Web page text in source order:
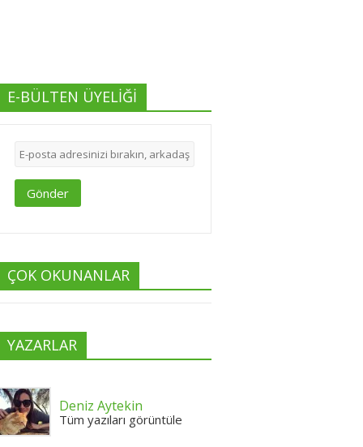
E-BÜLTEN ÜYELİĞİ
Gönder
ÇOK OKUNANLAR
YAZARLAR
Deniz Aytekin
Tüm yazıları görüntüle